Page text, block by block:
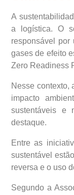
A
a logística. O
responsável por
gases de efeito
Zero Readiness
Nesse
impacto
sustentáveis e
destaque.
Entre as
sustentável
reversa e o uso
Segundo a